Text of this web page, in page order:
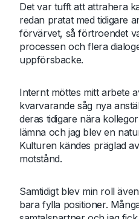
Det var tufft att attrahera
redan pratat med tidigare
förvärvet, så förtroendet
processen och flera
uppförsbacke.
Internt möttes mitt arbete
kvarvarande såg nya
deras tidigare nära
lämna och jag blev en
Kulturen kändes präglad
motstånd.
Samtidigt blev min roll
bara fylla positioner.